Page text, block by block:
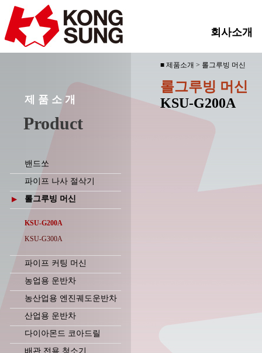
회사소개
제 품 소 개
Product
밴드쏘
파이프 나사 절삭기
▶ 롤그루빙 머신
KSU-G200A
KSU-G300A
파이프 커팅 머신
농업용 운반차
농산업용 엔진궤도운반차
산업용 운반차
다이아몬드 코아드릴
배관 전용 청소기
■ 제품소개 > 롤그루빙 머신
롤그루빙 머신
KSU-G200A